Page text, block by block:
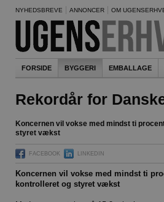
NYHEDSBREVE ANNONCER OM
FORSIDE BYGGERI EMBALLAGE
Rekordår for
Koncernen vil vokse med mindst ti
styret vækst
FACEBOOK LINKEDIN
Koncernen vil vokse med mindst ti
kontrolleret og styret vækst